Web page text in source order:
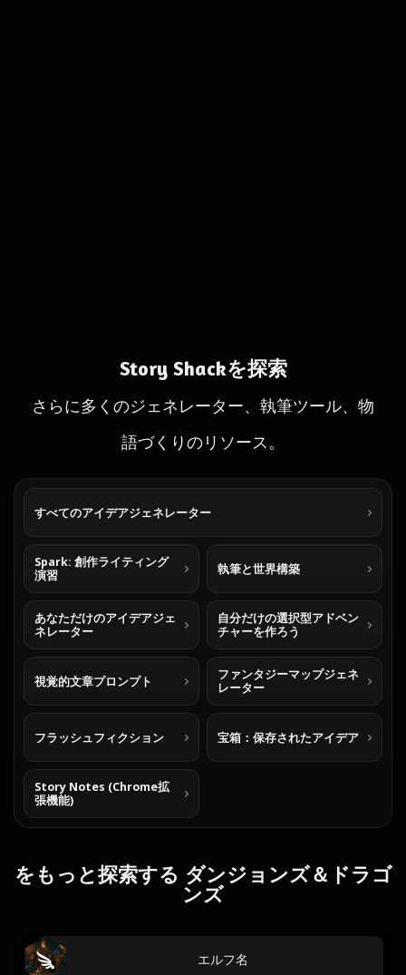
Story Shackを探索
さらに多くのジェネレーター、執筆ツール、物
語づくりのリソース。
すべてのアイデアジェネレーター
Spark: 創作ライティング
演習
執筆と世界構築
あなただけのアイデアジェ
ネレーター
自分だけの選択型アドベン
チャーを作ろう
視覚的文章プロンプト
ファンタジーマップジェネ
レーター
フラッシュフィクション 宝箱：保存されたアイデア
Story Notes (Chrome拡
張機能)
をもっと探索する ダンジョンズ＆ドラゴ
ンズ
エルフ名